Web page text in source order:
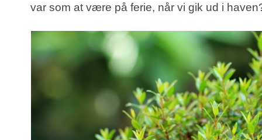
var som at være på ferie, når vi gik ud i